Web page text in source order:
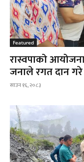
Featured
रास्वपाको
जनाले रगत दान गरे
साउन १६, २०८३